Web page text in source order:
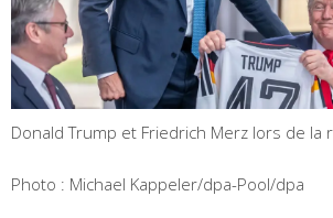
Donald Trump et Friedrich Merz lors de la
Photo : Michael Kappeler/dpa-Pool/dpa